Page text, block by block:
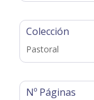
Colección
Pastoral
Nº Páginas